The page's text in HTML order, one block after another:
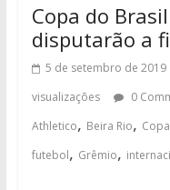
Copa do
disputarão a
5 de setembro de 2019
visualizações
0
Athletico, Beira Rio,
futebol, Grêmio,